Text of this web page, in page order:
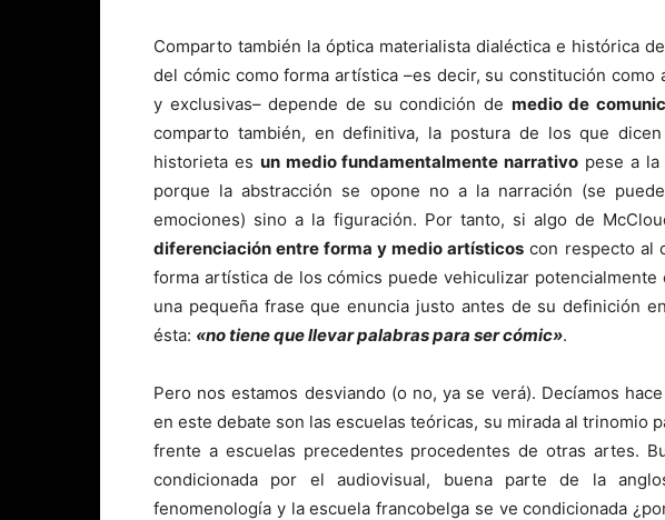
Comparto también la óptica materialista dialéctica e histórica
del cómic como forma artística –es decir, su constitución como
y exclusivas– depende de su condición de medio de
comparto también, en definitiva, la postura de los que
historieta es un medio fundamentalmente narrativo pese a la
porque la abstracción se opone no a la narración (se
emociones) sino a la figuración. Por tanto, si algo de
diferenciación entre forma y medio artísticos con respecto al
forma artística de los cómics puede vehiculizar potencialmente
una pequeña frase que enuncia justo antes de su definición en
ésta: «no tiene que llevar palabras para ser cómic».
Pero nos estamos desviando (o no, ya se verá). Decíamos
en este debate son las escuelas teóricas, su mirada al trinomio
frente a escuelas precedentes procedentes de otras artes.
condicionada por el audiovisual, buena parte de la
fenomenología y la escuela francobelga se ve condicionada